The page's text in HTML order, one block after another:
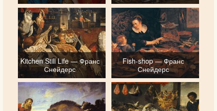
Kitchen Still Life — Франс
Снейдерс
Fish-shop — Франс
Снейдерс